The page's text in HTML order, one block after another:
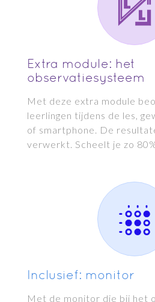
Extra module: het
observatiesysteem
Met deze extra module
leerlingen tijdens de les,
of smartphone. De
verwerkt. Scheelt je zo
Inclusief: monitor
Met de monitor die bij het